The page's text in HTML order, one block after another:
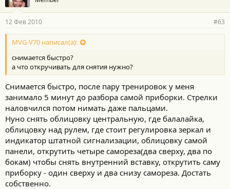
12 Фев 2010 #63
MVG-V70 написал(а):
снимается быстро?
а что откручивать для снятия нужно?
Снимается быстро, после пару тренировок у меня
занимало 5 минут до разбора самой приборки. Стрелки
наловчился потом нимать даже пальцами.
Нуно снять облицовку центральную, где балалайка,
облицовку над рулем, где стоит регулировка зеркал и
индикатор штатной сигнализации, облицовку самой
панели, открутить четыре самореза(два сверху, два по
бокам) чтобы снять внутренний вставку, открутить саму
приборку - один сверху и два снизу самореза. Достать
собственно.